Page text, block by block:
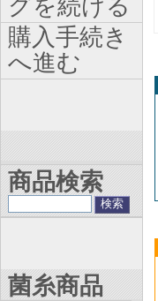
グを続ける
購入手続き
へ進む
商品検索
菌糸商品